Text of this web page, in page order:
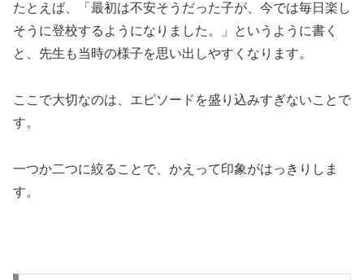
たとえば、「最初は不安そうだった子が、今では毎日楽し
そうに登校するようになりました。」というように書く
と、先生も当時の様子を思い出しやすくなります。
ここで大切なのは、エピソードを盛り込みすぎないことで
す。
一つか二つに絞ることで、かえって印象がはっきりしま
す。